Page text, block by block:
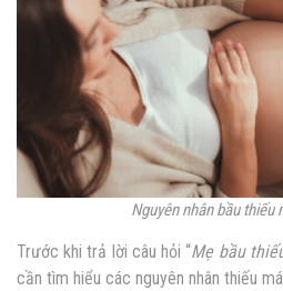
Nguyên nhân bầu thiếu
Trước khi trả lời câu hỏi “Mẹ bầu
cần tìm hiểu các nguyên nhân thiếu